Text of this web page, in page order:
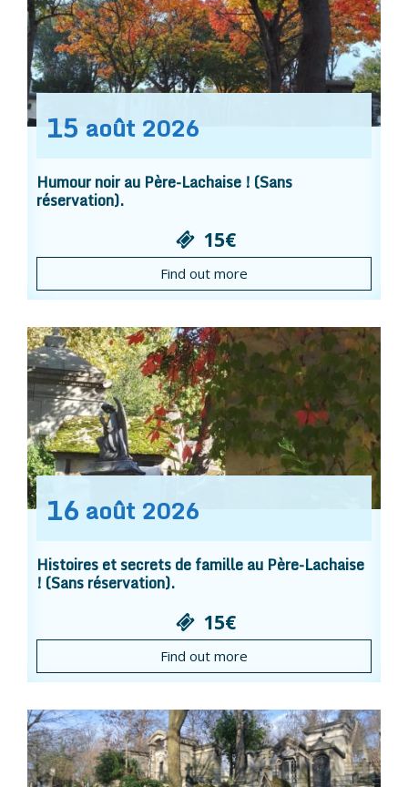
15 août 2026
Humour noir au Père-Lachaise ! (Sans
réservation).
15€
Find out more
16 août 2026
Histoires et secrets de famille au Père-Lachaise
! (Sans réservation).
15€
Find out more